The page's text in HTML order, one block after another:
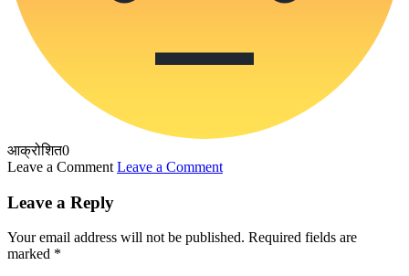
आक्रोशित0
Leave a Comment Leave a Comment
Leave a Reply
Your email address will not be published. Required fields are
marked *